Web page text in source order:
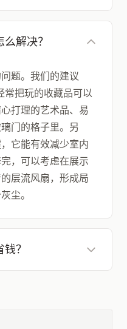
解决？
题。我们的建议
常把玩的收藏品可以
打理的艺术品、易
门的格子里。另
它能有效减少室内
，可以考虑在展示
层流风扇，形成局
尘。
？